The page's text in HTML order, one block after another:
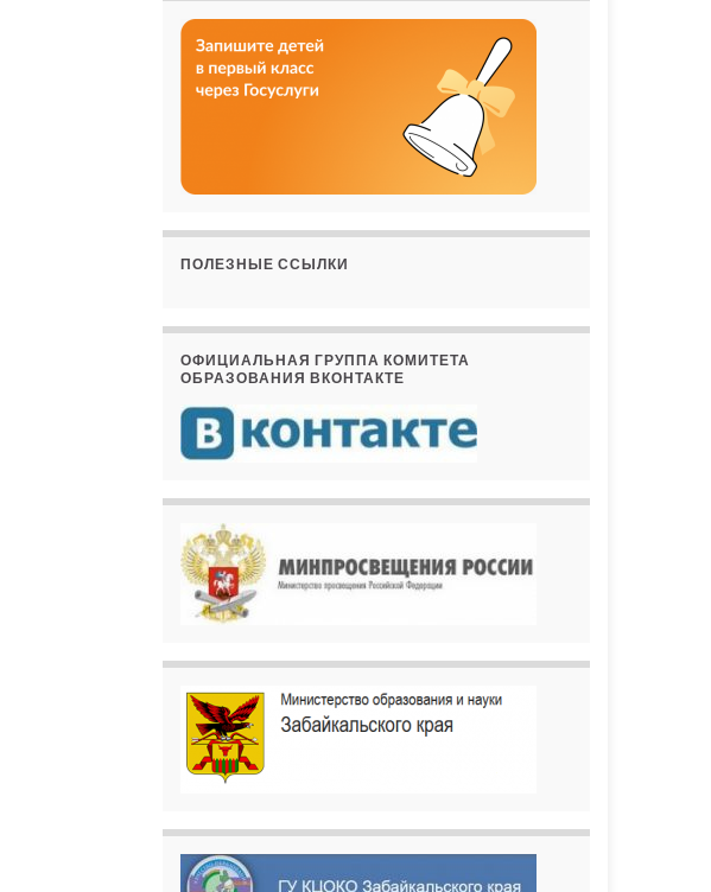
ПОЛЕЗНЫЕ ССЫЛКИ
ОФИЦИАЛЬНАЯ ГРУППА КОМИТЕТА
ОБРАЗОВАНИЯ ВКОНТАКТЕ